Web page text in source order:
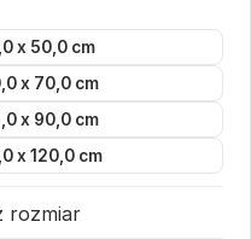
x 50,0 cm
x 70,0 cm
x 90,0 cm
x 120,0 cm
rozmiar